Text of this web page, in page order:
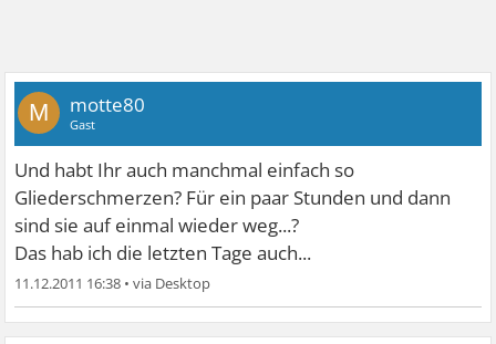
M motte80
Gast
Und habt Ihr auch manchmal einfach so
Gliederschmerzen? Für ein paar Stunden und dann
sind sie auf einmal wieder weg...?
Das hab ich die letzten Tage auch...
11.12.2011 16:38 •